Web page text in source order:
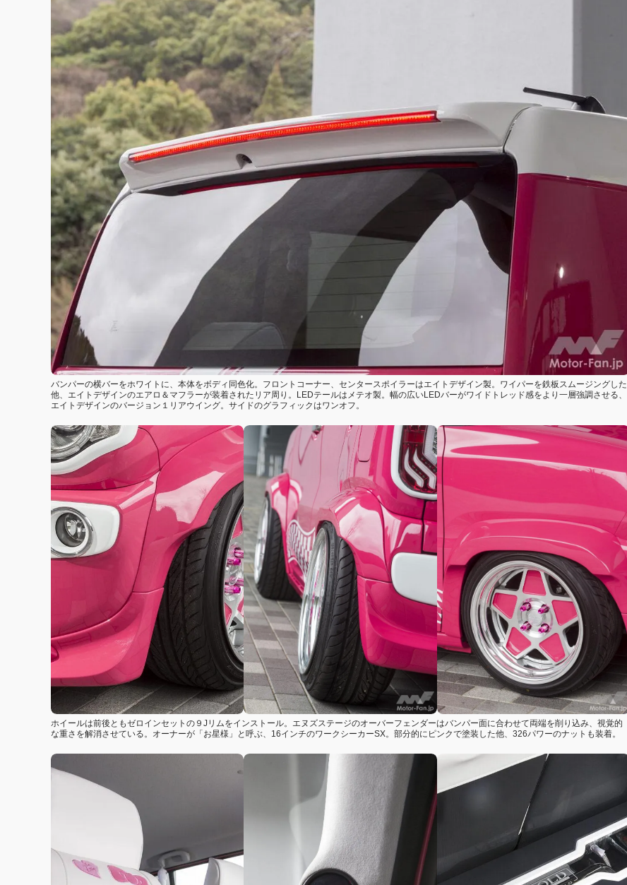
バンパーの横バーをホワイトに、本体をボディ同色化。フロントコーナー、センタースポイラーはエイトデザイン製。ワイパーを鉄板スムージングした
他、エイトデザインのエアロ＆マフラーが装着されたリア周り。LEDテールはメテオ製。幅の広いLEDバーがワイドトレッド感をより一層強調させる、
エイトデザインのバージョン１リアウイング。サイドのグラフィックはワンオフ。
ホイールは前後ともゼロインセットの９Jリムをインストール。エヌズステージのオーバーフェンダーはバンパー面に合わせて両端を削り込み、視覚的
な重さを解消させている。オーナーが「お星様」と呼ぶ、16インチのワークシーカーSX。部分的にピンクで塗装した他、326パワーのナットも装着。